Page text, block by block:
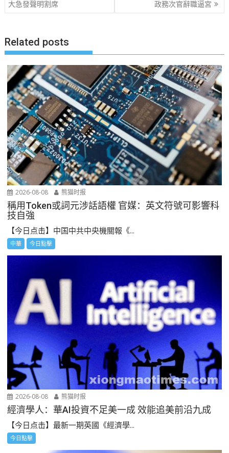
导
大急發聲明割席
政務次官辭職逼宮
Related posts
2026-08-08 熊猫时报
稱用Token或詞元涉話語權 官媒：英文符號可影響科
技自強
【今日点击】中国中共中央機關報《...
中華 今日點擊
2026-08-08 熊猫时报
經濟學人：華AI投資不足美一成 效能追美前沿九成
【今日点击】最新一期英國《經濟學...
今日點擊